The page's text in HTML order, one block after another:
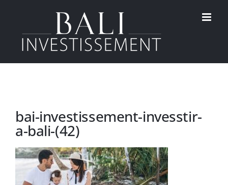
bai-investissement-invesstir-
a-bali-(42)